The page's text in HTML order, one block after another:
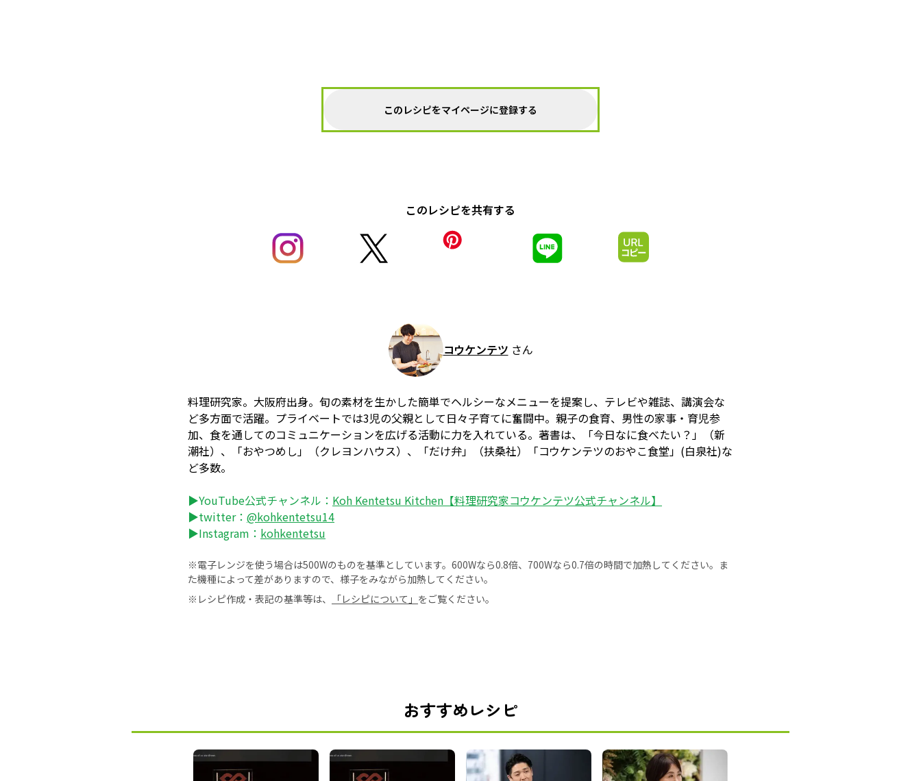
このレシピをマイページに登録する
このレシピを共有する
コウケンテツ さん
料理研究家。大阪府出身。旬の素材を生かした簡単でヘルシーなメニューを提案し、テレビや雑誌、講演会な
ど多方面で活躍。プライベートでは3児の父親として日々子育てに奮闘中。親子の食育、男性の家事・育児参
加、食を通してのコミュニケーションを広げる活動に力を入れている。著書は、「今日なに食べたい？」（新
潮社）、「おやつめし」（クレヨンハウス）、「だけ弁」（扶桑社）「コウケンテツのおやこ食堂」(白泉社)な
ど多数。
▶YouTube公式チャンネル： Koh Kentetsu Kitchen【料理研究家コウケンテツ公式チャンネル】
▶twitter： @kohkentetsu14
▶Instagram： kohkentetsu
※電子レンジを使う場合は500Wのものを基準としています。600Wなら0.8倍、700Wなら0.7倍の時間で加熱してください。ま
た機種によって差がありますので、様子をみながら加熱してください。
※レシピ作成・表記の基準等は、
「レシピについて」 をご覧ください。
おすすめレシピ